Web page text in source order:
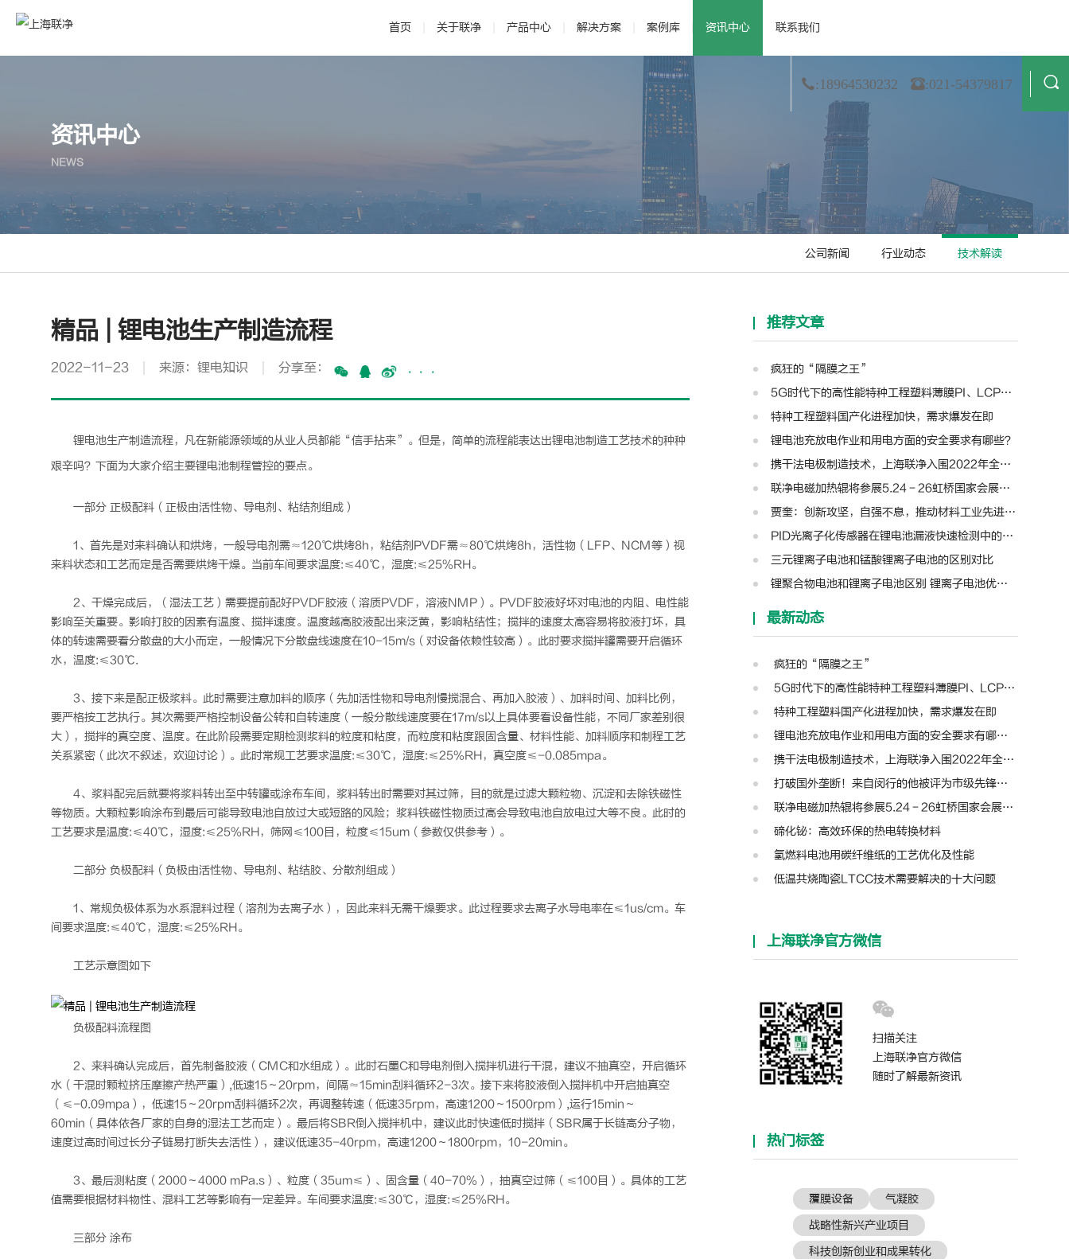
首页 关于联净
· 研发与专利 · 合作伙伴
产品中心 解决方案
· 新材料 · 非织造 · 造纸 · 金属箔 · 纺织业
案例库 资讯中心
· 行业动态 · 技术解读
联系我们
:18964530232 :021-54379817
资讯中心
NEWS
公司新闻 行业动态 技术解读
精品 | 锂电池生产制造流程
2022-11-23 来源：锂电知识 分享至： ···
锂电池生产制造流程，凡在新能源领域的从业人员都能“信手拈来”。但是，简单的流程能表达出锂电池制造工艺技术的种种
艰辛吗？下面为大家介绍主要锂电池制程管控的要点。
一部分 正极配料（正极由活性物、导电剂、粘结剂组成）
1、首先是对来料确认和烘烤，一般导电剂需≈120℃烘烤8h，粘结剂PVDF需≈80℃烘烤8h，活性物（LFP、NCM等）视
来料状态和工艺而定是否需要烘烤干燥。当前车间要求温度:≤40℃，湿度:≤25%RH。
2、干燥完成后，（湿法工艺）需要提前配好PVDF胶液（溶质PVDF，溶液NMP）。PVDF胶液好坏对电池的内阻、电性能
影响至关重要。影响打胶的因素有温度、搅拌速度。温度越高胶液配出来泛黄，影响粘结性；搅拌的速度太高容易将胶液打坏，具
体的转速需要看分散盘的大小而定，一般情况下分散盘线速度在10-15m/s（对设备依赖性较高）。此时要求搅拌罐需要开启循环
水，温度:≤30℃.
3、接下来是配正极浆料。此时需要注意加料的顺序（先加活性物和导电剂慢搅混合、再加入胶液）、加料时间、加料比例，
要严格按工艺执行。其次需要严格控制设备公转和自转速度（一般分散线速度要在17m/s以上具体要看设备性能，不同厂家差别很
大），搅拌的真空度、温度。在此阶段需要定期检测浆料的粒度和粘度，而粒度和粘度跟固含量、材料性能、加料顺序和制程工艺
关系紧密（此次不叙述，欢迎讨论）。此时常规工艺要求温度:≤30℃，湿度:≤25%RH，真空度≤-0.085mpa。
4、浆料配完后就要将浆料转出至中转罐或涂布车间，浆料转出时需要对其过筛，目的就是过滤大颗粒物、沉淀和去除铁磁性
等物质。大颗粒影响涂布到最后可能导致电池自放过大或短路的风险；浆料铁磁性物质过高会导致电池自放电过大等不良。此时的
工艺要求是温度:≤40℃，湿度:≤25%RH，筛网≤100目，粒度≤15um（参数仅供参考）。
二部分 负极配料（负极由活性物、导电剂、粘结胶、分散剂组成）
1、常规负极体系为水系混料过程（溶剂为去离子水），因此来料无需干燥要求。此过程要求去离子水导电率在≤1us/cm。车
间要求温度:≤40℃，湿度:≤25%RH。
工艺示意图如下
负极配料流程图
2、来料确认完成后，首先制备胶液（CMC和水组成）。此时石墨C和导电剂倒入搅拌机进行干混，建议不抽真空，开启循环
水（干混时颗粒挤压摩擦产热严重）,低速15～20rpm，间隔≈15min刮料循环2-3次。接下来将胶液倒入搅拌机中开启抽真空
（≤-0.09mpa），低速15～20rpm刮料循环2次，再调整转速（低速35rpm，高速1200～1500rpm）,运行15min～
60min（具体依各厂家的自身的湿法工艺而定）。最后将SBR倒入搅拌机中，建议此时快速低时搅拌（SBR属于长链高分子物，
速度过高时间过长分子链易打断失去活性），建议低速35-40rpm，高速1200～1800rpm，10-20min。
3、最后测粘度（2000～4000 mPa.s）、粒度（35um≤）、固含量（40-70%），抽真空过筛（≤100目）。具体的工艺
值需要根据材料物性、混料工艺等影响有一定差异。车间要求温度:≤30℃，湿度:≤25%RH。
三部分 涂布
推荐文章
疯狂的“隔膜之王”
5G时代下的高性能特种工程塑料薄膜PI、LCP、PTFE、PPS、PEEK、PEN
特种工程塑料国产化进程加快，需求爆发在即
锂电池充放电作业和用电方面的安全要求有哪些？
携干法电极制造技术，上海联净入围2022年全国颠覆性技术创新大赛
联净电磁加热辊将参展5.24－26虹桥国家会展中心第十三届模切展
贾奎：创新攻坚，自强不息，推动材料工业先进装备迈向新高度 | 高转先锋人物
PID光离子化传感器在锂电池漏液快速检测中的应用
三元锂离子电池和锰酸锂离子电池的区别对比
锂聚合物电池和锂离子电池区别 锂离子电池优缺点和充电注意
最新动态
疯狂的“隔膜之王”
5G时代下的高性能特种工程塑料薄膜PI、LCP、PTFE、PPS、PEEK、PEN
特种工程塑料国产化进程加快，需求爆发在即
锂电池充放电作业和用电方面的安全要求有哪些？
携干法电极制造技术，上海联净入围2022年全国颠覆性技术创新大赛
打破国外垄断！来自闵行的他被评为市级先锋人物
联净电磁加热辊将参展5.24－26虹桥国家会展中心第十三届模切展
碲化铋：高效环保的热电转换材料
氢燃料电池用碳纤维纸的工艺优化及性能
低温共烧陶瓷LTCC技术需要解决的十大问题
上海联净官方微信
扫描关注
上海联净官方微信
随时了解最新资讯
热门标签
覆膜设备
气凝胶
战略性新兴产业项目
科技创新创业和成果转化